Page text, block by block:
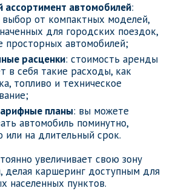
ассортимент автомобилей:
выбор от компактных моделей,
для городских поездок,
просторных автомобилей;
расценки: стоимость аренды
в себя такие расходы, как
топливо и техническое
планы: вы можете
автомобиль поминутно,
или на длительный срок.
увеличивает свою зону
делая каршеринг доступным для
населенных пунктов.